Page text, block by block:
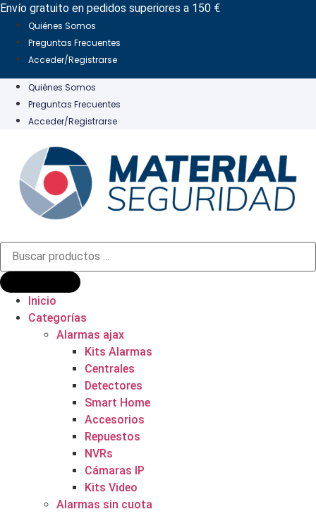
Ir
contenido
Envío gratuito en pedidos superiores a 150 €
Quiénes Somos
Preguntas Frecuentes
Acceder/Registrarse
Quiénes Somos
Preguntas Frecuentes
Acceder/Registrarse
Búsqueda
productos
Inicio
Categorías
Alarmas ajax
Kits Alarmas
Centrales
Detectores
Smart Home
Accesorios
Repuestos
NVRs
Cámaras IP
Kits Video
Alarmas sin cuota